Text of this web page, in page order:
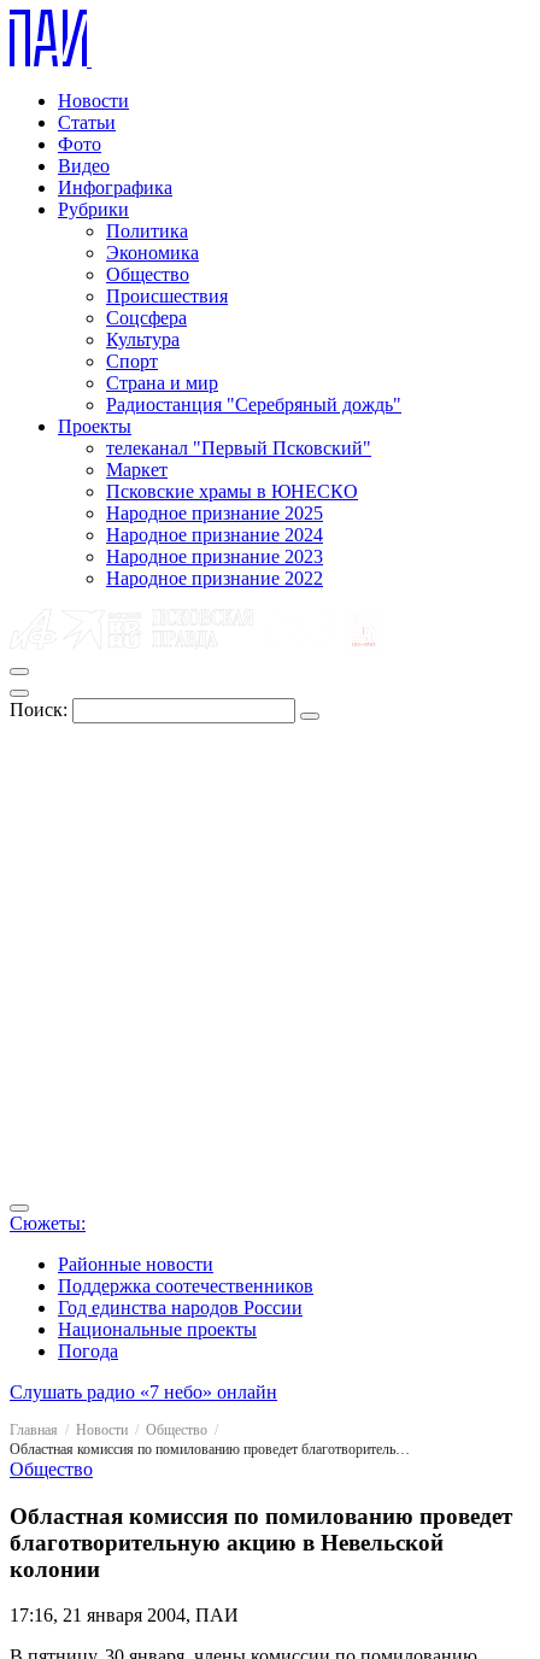
Новости
Статьи
Фото
Видео
Инфографика
Рубрики
Политика
Экономика
Общество
Происшествия
Соцсфера
Культура
Спорт
Страна и мир
Радиостанция "Серебряный дождь"
Проекты
телеканал "Первый Псковский"
Маркет
Псковские храмы в ЮНЕСКО
Народное признание 2025
Народное признание 2024
Народное признание 2023
Народное признание 2022
Поиск:
Сюжеты:
Районные новости
Поддержка соотечественников
Год единства народов России
Национальные проекты
Погода
Слушать радио «7 небо» онлайн
Главная Новости
Общество
Областная комиссия по помилованию проведет благотворительную акцию в Невельской колонии
Общество
Областная комиссия по помилованию проведет
благотворительную акцию в Невельской
колонии
17:16, 21 января 2004, ПАИ